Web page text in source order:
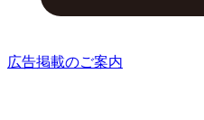
広告掲載のご案内